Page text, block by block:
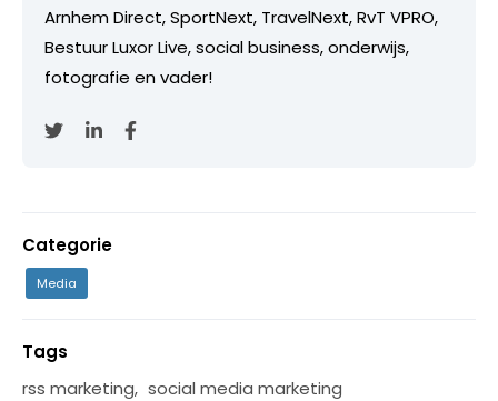
Arnhem Direct, SportNext, TravelNext, RvT VPRO,
Bestuur Luxor Live, social business, onderwijs,
fotografie en vader!
Categorie
Media
Tags
rss marketing, social media marketing